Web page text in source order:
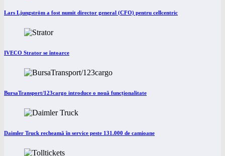
Lars Ljungström a fost numit director general (CFO) pentru cellcentric
IVECO Strator se întoarce
BursaTransport/123cargo introduce o nouă funcționalitate
Daimler Truck recheamă în service peste 131.000 de camioane